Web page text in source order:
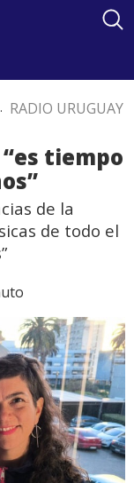
. RADIO URUGUAY
tiempo
de la
de todo el